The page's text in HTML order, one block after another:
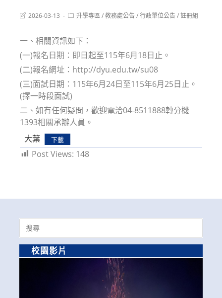
Post2026-03-13
Post升學專區/教務處公告/行政單位公告/註冊組
一、相關資訊如下：
(一)報名日期：即日起至115年6月18日止。
(二)報名網址：http://dyu.edu.tw/su08
(三)面試日期：115年6月24日至115年6月25日止。
(擇一時段面試)
二、如有任何疑問，歡迎電洽04-8511888轉分機
1393相關承辦人員。
大葉
下載
Post Views: 148
Search
for:
校園影片